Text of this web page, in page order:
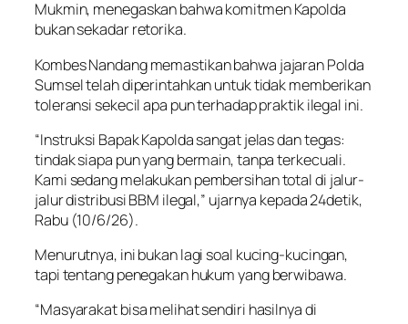
Mukmin, menegaskan bahwa komitmen Kapolda
bukan sekadar retorika.
Kombes Nandang memastikan bahwa jajaran Polda
Sumsel telah diperintahkan untuk tidak memberikan
toleransi sekecil apa pun terhadap praktik ilegal ini.
“Instruksi Bapak Kapolda sangat jelas dan tegas:
tindak siapa pun yang bermain, tanpa terkecuali.
Kami sedang melakukan pembersihan total di jalur-
jalur distribusi BBM ilegal,” ujarnya kepada 24detik,
Rabu (10/6/26).
Menurutnya, ini bukan lagi soal kucing-kucingan,
tapi tentang penegakan hukum yang berwibawa.
“Masyarakat bisa melihat sendiri hasilnya di